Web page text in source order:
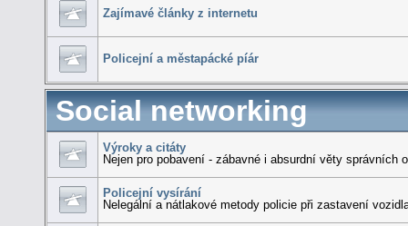
Zajímavé články z internetu
Policejní a městapácké píár
Social networking
Výroky a citáty
Nejen pro pobavení - zábavné i absurdní věty správních
Policejní vysírání
Nelegální a nátlakové metody policie při zastavení